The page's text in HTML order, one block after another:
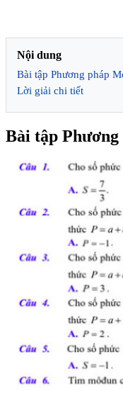
Nội dung
Bài tập Phương pháp
Lời giải chi tiết
Bài tập